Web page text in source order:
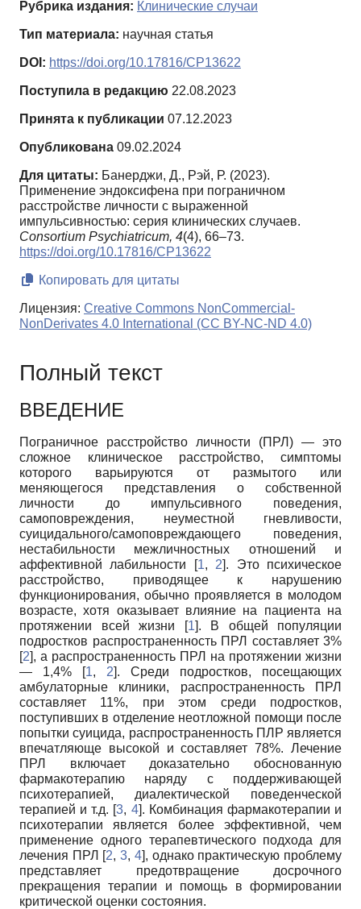
Рубрика издания: Клинические случаи
Тип материала: научная статья
DOI: https://doi.org/10.17816/CP13622
Поступила в редакцию 22.08.2023
Принята к публикации 07.12.2023
Опубликована 09.02.2024
Для цитаты: Банерджи, Д., Рэй, Р. (2023).
Применение эндоксифена при пограничном
расстройстве личности с выраженной
импульсивностью: серия клинических случаев.
Consortium Psychiatricum, 4(4), 66–73.
https://doi.org/10.17816/CP13622
Копировать для цитаты
Лицензия: Creative Commons NonCommercial-
NonDerivates 4.0 International (CC BY-NC-ND 4.0)
Полный текст
ВВЕДЕНИЕ
Пограничное расстройство личности (ПРЛ) — это
сложное клиническое расстройство, симптомы
которого варьируются от размытого или
меняющегося представления о собственной
личности до импульсивного поведения,
самоповреждения, неуместной гневливости,
суицидального/самоповреждающего поведения,
нестабильности межличностных отношений и
аффективной лабильности [1, 2]. Это психическое
расстройство, приводящее к нарушению
функционирования, обычно проявляется в молодом
возрасте, хотя оказывает влияние на пациента на
протяжении всей жизни [1]. В общей популяции
подростков распространенность ПРЛ составляет 3%
[2], а распространенность ПРЛ на протяжении жизни
— 1,4% [1, 2]. Среди подростков, посещающих
амбулаторные клиники, распространенность ПРЛ
составляет 11%, при этом среди подростков,
поступивших в отделение неотложной помощи после
попытки суицида, распространенность ПЛР является
впечатляюще высокой и составляет 78%. Лечение
ПРЛ включает доказательно обоснованную
фармакотерапию наряду с поддерживающей
психотерапией, диалектической поведенческой
терапией и т.д. [3, 4]. Комбинация фармакотерапии и
психотерапии является более эффективной, чем
применение одного терапевтического подхода для
лечения ПРЛ [2,3, 4], однако практическую проблему
представляет предотвращение досрочного
прекращения терапии и помощь в формировании
критической оценки состояния.